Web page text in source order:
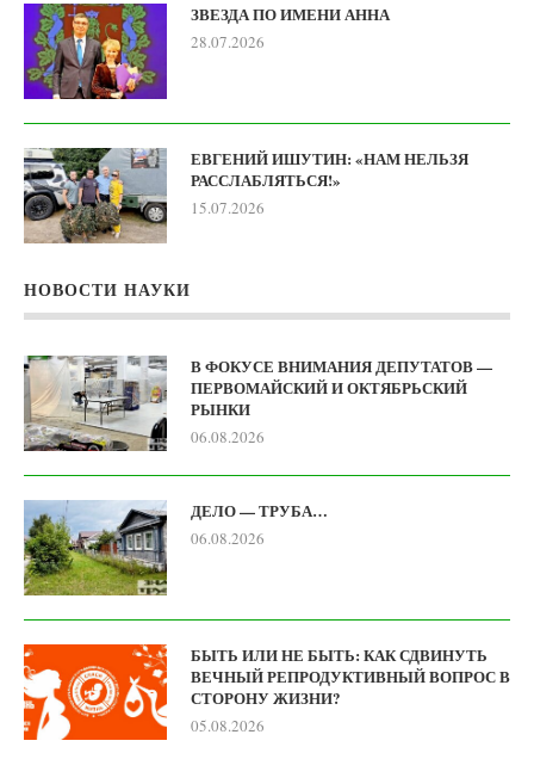
ЗВЕЗДА ПО ИМЕНИ АННА
28.07.2026
ЕВГЕНИЙ ИШУТИН: «НАМ НЕЛЬЗЯ
РАССЛАБЛЯТЬСЯ!»
15.07.2026
НОВОСТИ НАУКИ
В ФОКУСЕ ВНИМАНИЯ ДЕПУТАТОВ —
ПЕРВОМАЙСКИЙ И ОКТЯБРЬСКИЙ
РЫНКИ
06.08.2026
ДЕЛО — ТРУБА…
06.08.2026
БЫТЬ ИЛИ НЕ БЫТЬ: КАК СДВИНУТЬ
ВЕЧНЫЙ РЕПРОДУКТИВНЫЙ ВОПРОС В
СТОРОНУ ЖИЗНИ?
05.08.2026